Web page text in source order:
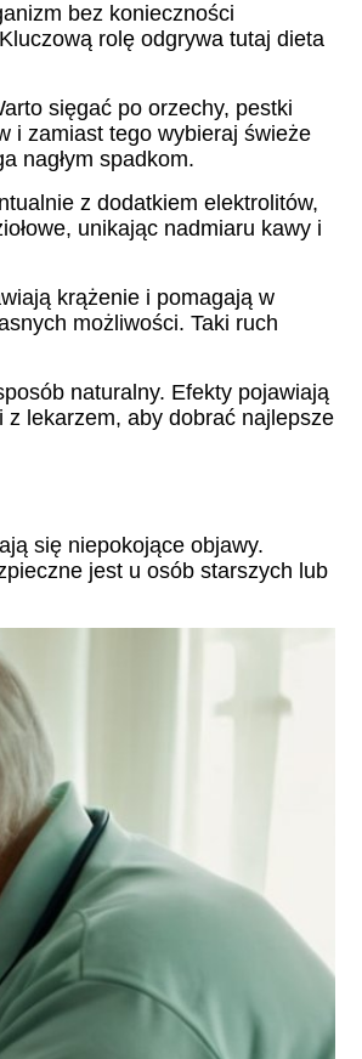
bez konieczności
rolę odgrywa tutaj dieta
sięgać po orzechy, pestki
i zamiast tego wybieraj świeże
nagłym spadkom.
z dodatkiem elektrolitów,
unikając nadmiaru kawy i
krążenie i pomagają w
możliwości. Taki ruch
naturalny. Efekty pojawiają
lekarzem, aby dobrać najlepsze
się niepokojące objawy.
jest u osób starszych lub